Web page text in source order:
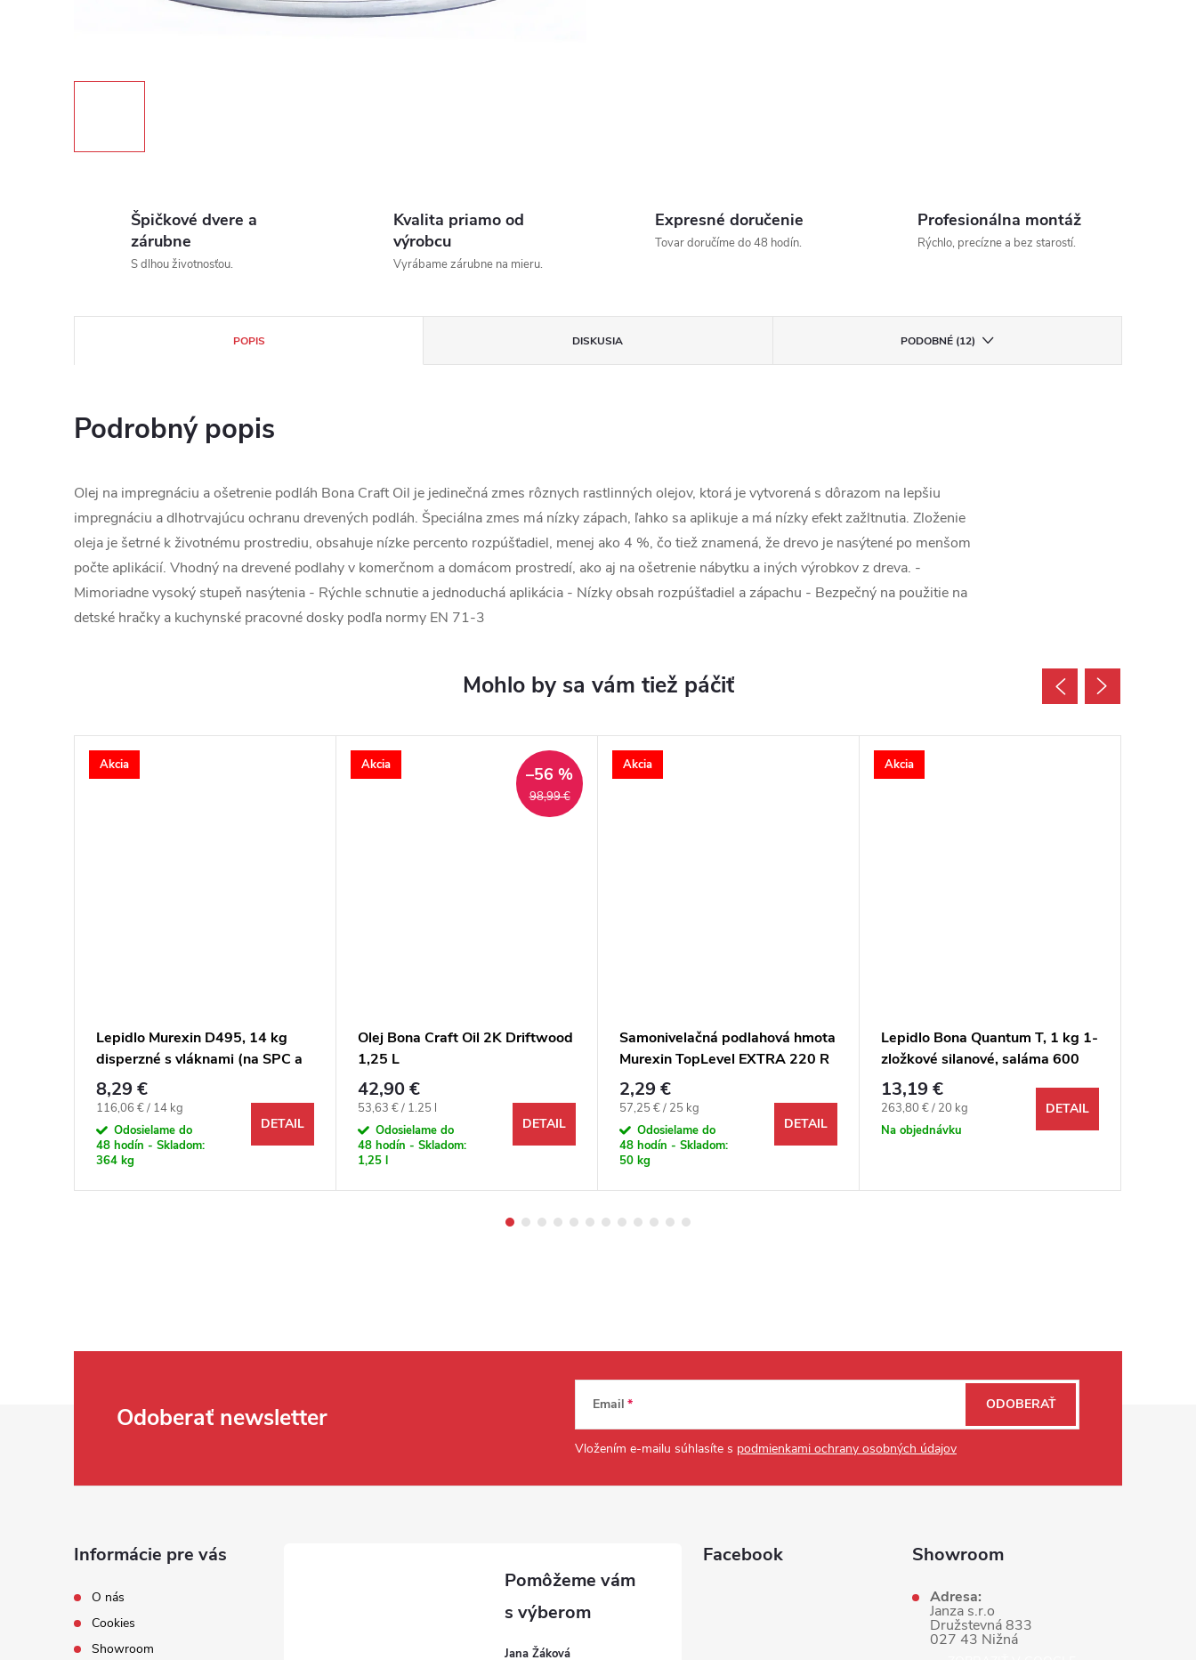
Špičkové dvere a
zárubne
S dlhou životnosťou.
Kvalita priamo od
výrobcu
Vyrábame zárubne na mieru.
Expresné doručenie
Tovar doručíme do 48 hodín.
Profesionálna montáž
Rýchlo, precízne a bez starostí.
POPIS DISKUSIA PODOBNÉ (12)
Podrobný popis
Olej na impregnáciu a ošetrenie podláh Bona Craft Oil je jedinečná zmes rôznych rastlinných olejov, ktorá je vytvorená s dôrazom na lepšiu
impregnáciu a dlhotrvajúcu ochranu drevených podláh. Špeciálna zmes má nízky zápach, ľahko sa aplikuje a má nízky efekt zažltnutia. Zloženie
oleja je šetrné k životnému prostrediu, obsahuje nízke percento rozpúšťadiel, menej ako 4 %, čo tiež znamená, že drevo je nasýtené po menšom
počte aplikácií. Vhodný na drevené podlahy v komerčnom a domácom prostredí, ako aj na ošetrenie nábytku a iných výrobkov z dreva. -
Mimoriadne vysoký stupeň nasýtenia - Rýchle schnutie a jednoduchá aplikácia - Nízky obsah rozpúšťadiel a zápachu - Bezpečný na použitie na
detské hračky a kuchynské pracovné dosky podľa normy EN 71-3
Akcia
Lepidlo Murexin D495, 14 kg
disperzné s vláknami (na SPC a
vinylové dielce)
8,29 €
Jednotková cena:
116,06 € / 14 kg
Odosielame do
48 hodín - Skladom:
364 kg
DETAIL
Akcia
98,99 €
–56 %
Olej Bona Craft Oil 2K Driftwood
1,25 L
42,90 €
Jednotková cena:
53,63 € / 1.25 l
Odosielame do
48 hodín - Skladom:
1,25 l
DETAIL
Akcia
Samonivelačná podlahová hmota
Murexin TopLevel EXTRA 220 R
(SL52) rýchla, cementová 25 kg
(60 MPa)
2,29 €
Jednotková cena:
57,25 € / 25 kg
Odosielame do
48 hodín - Skladom:
50 kg
DETAIL
Akcia
Lepidlo Bona Quantum T, 1 kg 1-
zložkové silanové, saláma 600
ml, na drevené podlahy
13,19 €
Jednotková cena:
263,80 € / 20 kg
Na objednávku
DETAIL
Odoberať newsletter Email
Vložením e-mailu súhlasíte s podmienkami ochrany osobných údajov
ODOBERAŤ
Informácie pre vás
O nás
Cookies
Showroom
Jana Žáková
Facebook Showroom
Adresa:
Janza s.r.o
Družstevná 833
027 43 Nižná